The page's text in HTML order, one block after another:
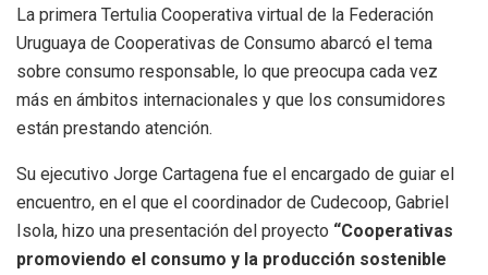
La primera Tertulia Cooperativa virtual de la Federación
Uruguaya de Cooperativas de Consumo abarcó el tema
sobre consumo responsable, lo que preocupa cada vez
más en ámbitos internacionales y que los consumidores
están prestando atención.
Su ejecutivo Jorge Cartagena fue el encargado de guiar el
encuentro, en el que el coordinador de Cudecoop, Gabriel
Isola, hizo una presentación del proyecto “Cooperativas
promoviendo el consumo y la producción sostenible